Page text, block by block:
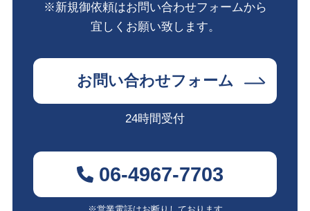
※新規御依頼はお問い合わせフォームから
宜しくお願い致します。
お問い合わせフォーム
24時間受付
06-4967-7703